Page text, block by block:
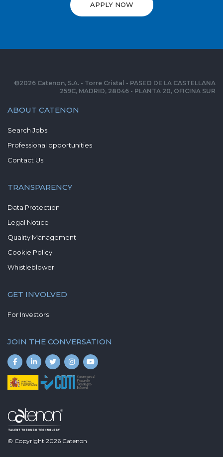
APPLY NOW
© Copyright 2026 Catenon
ABOUT CATENON
Search Jobs
Professional opportunities
Contact Us
TRANSPARENCY
Data Protection
Legal Notice
Quality Management
Cookie Policy
Whistleblower
GET INVOLVED
For Investors
JOIN THE CONVERSATION
©2026 Catenon, S.A. - Torre Cristal - PASEO DE LA CASTELLANA
259C, MADRID, 28046 - PLANTA 20, OFICINA SUR